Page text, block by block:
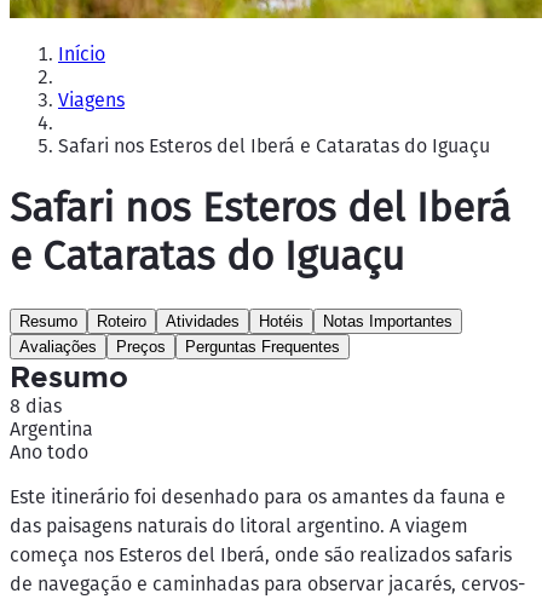
Início
Viagens
Safari nos Esteros del Iberá e Cataratas do Iguaçu
Safari nos Esteros del Iberá
e Cataratas do Iguaçu
Resumo Roteiro Atividades Hotéis
Notas Importantes
Avaliações
Preços Perguntas Frequentes
Resumo
8 dias
Argentina
Ano todo
Este itinerário foi desenhado para os amantes da fauna e
das paisagens naturais do litoral argentino. A viagem
começa nos Esteros del Iberá, onde são realizados safaris
de navegação e caminhadas para observar jacarés, cervos-